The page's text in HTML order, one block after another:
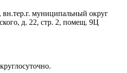
вн.тер.г. муниципальный округ
д. 22, стр. 2, помещ. 9Ц